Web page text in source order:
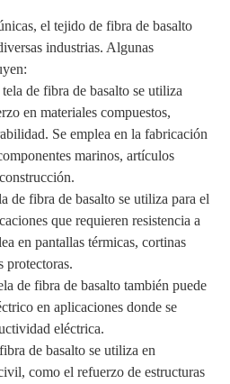
el tejido de fibra de basalto
industrias. Algunas
de fibra de basalto se utiliza
en materiales compuestos,
Se emplea en la fabricación
marinos, artículos
de fibra de basalto se utiliza para el
que requieren resistencia a
en pantallas térmicas, cortinas
protectoras.
de fibra de basalto también puede
en aplicaciones donde se
eléctrica.
de basalto se utiliza en
como el refuerzo de estructuras